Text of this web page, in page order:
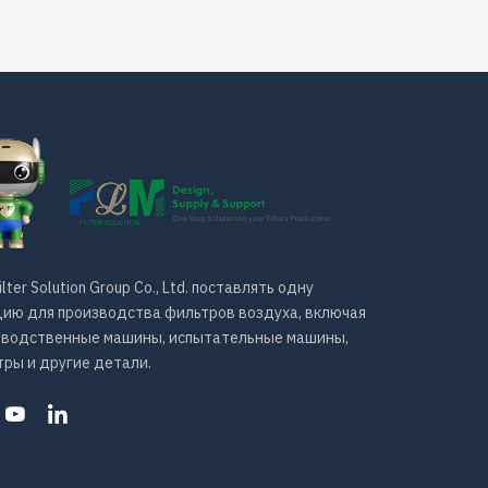
Solution Group Co., Ltd. поставлять одну
для производства фильтров воздуха, включая
машины, испытательные машины,
и другие детали.